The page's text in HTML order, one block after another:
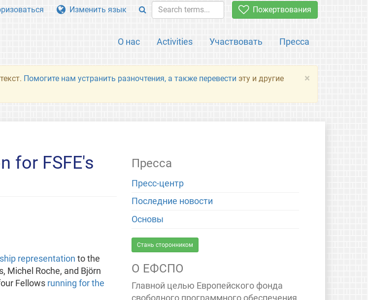
Пожертвования
О нас Activities Участвовать Пресса
Изменить язык
×
Помогите нам устранить разночтения, а также перевести эту и другие
for FSFE's
representation to the
Michel Roche, and Björn
Fellows running for the
Пресса
Пресс-центр
Последние новости
Основы
Стань сторонником
О ЕФСПО
Главной целью Европейского фонда
свободного программного обеспечения